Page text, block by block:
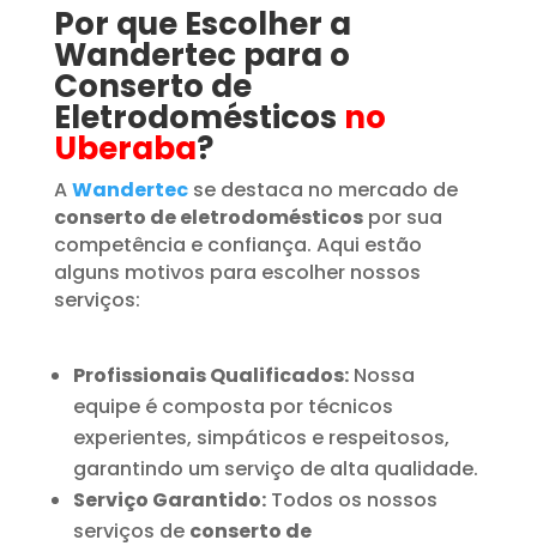
Por que Escolher a
Wandertec para o
Conserto de
Eletrodomésticos no
Uberaba?
AWandertecse destaca no mercado de
conserto de eletrodomésticospor sua
competência e confiança. Aqui estão
alguns motivos para escolher nossos
serviços:
Profissionais Qualificados:Nossa
equipe é composta por técnicos
experientes, simpáticos e respeitosos,
garantindo um serviço de alta qualidade.
Serviço Garantido:Todos os nossos
serviços de conserto de